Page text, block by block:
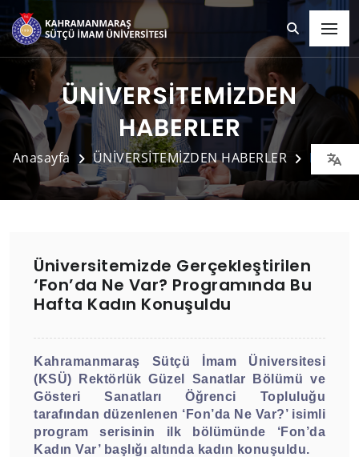
ÜNİVERSİTEMİZDEN
HABERLER
Anasayfa ÜNİVERSİTEMİZDEN HABERLER Detay
Üniversitemizde Gerçekleştirilen
‘Fon’da Ne Var? Programında Bu
Hafta Kadın Konuşuldu
Kahramanmaraş Sütçü İmam Üniversitesi
(KSÜ) Rektörlük Güzel Sanatlar Bölümü ve
Gösteri Sanatları Öğrenci Topluluğu
tarafından düzenlenen ‘Fon’da Ne Var?’ isimli
program serisinin ilk bölümünde ‘Fon’da
Kadın Var’ başlığı altında kadın konuşuldu.